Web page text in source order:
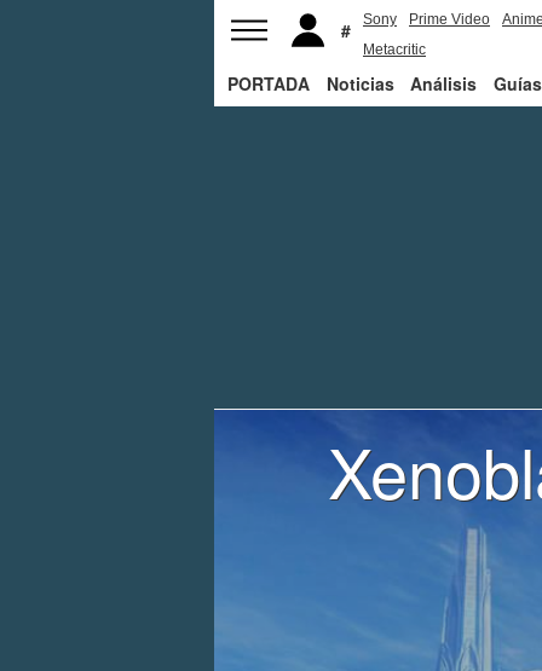
Sony Prime Video
Metacritic
PORTADA Noticias Análisis Guías